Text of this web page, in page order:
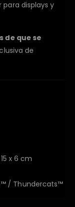
para displays y
de que se
de
x 6 cm
/ Thundercats™